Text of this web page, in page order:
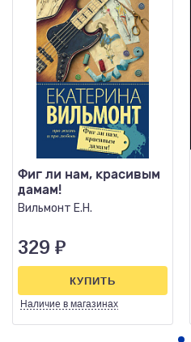
Фиг ли нам, красивым
дамам!
Вильмонт Е.Н.
329 ₽
Наличие в магазинах
КУПИТЬ